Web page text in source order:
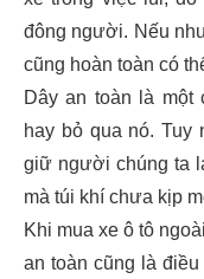
đông người. Nếu
cũng hoàn toàn có
Dây an toàn là một
hay bỏ qua nó. Tuy
giữ người chúng ta
mà túi khí chưa kịp
Khi mua xe ô tô
an toàn cũng là